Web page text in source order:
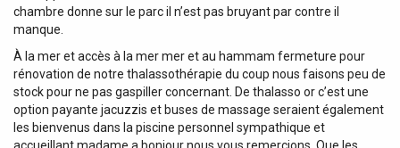
chambre donne sur le parc il n’est pas bruyant par contre il
manque.
À la mer et accès à la mer mer et au hammam fermeture pour
rénovation de notre thalassothérapie du coup nous faisons peu de
stock pour ne pas gaspiller concernant. De thalasso or c’est une
option payante jacuzzis et buses de massage seraient également
les bienvenus dans la piscine personnel sympathique et